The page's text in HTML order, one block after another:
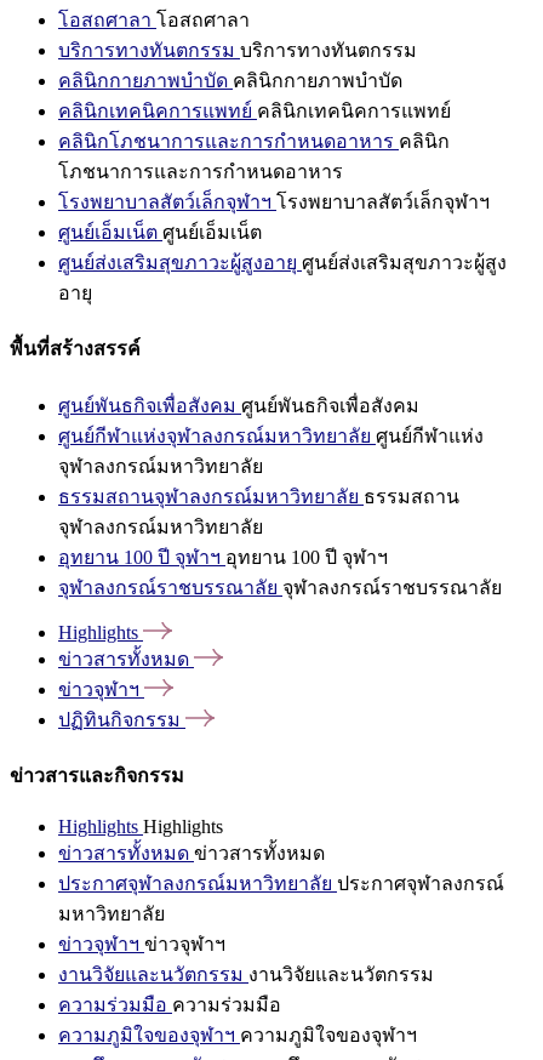
โอสถศาลา โอสถศาลา
บริการทางทันตกรรม บริการทางทันตกรรม
คลินิกกายภาพบำบัด คลินิกกายภาพบำบัด
คลินิกเทคนิคการแพทย์ คลินิกเทคนิคการแพทย์
คลินิกโภชนาการและการกำหนดอาหาร คลินิก
โภชนาการและการกำหนดอาหาร
โรงพยาบาลสัตว์เล็กจุฬาฯ โรงพยาบาลสัตว์เล็กจุฬาฯ
ศูนย์เอ็มเน็ต ศูนย์เอ็มเน็ต
ศูนย์ส่งเสริมสุขภาวะผู้สูงอายุ ศูนย์ส่งเสริมสุขภาวะผู้สูง
อายุ
พื้นที่สร้างสรรค์
ศูนย์พันธกิจเพื่อสังคม ศูนย์พันธกิจเพื่อสังคม
ศูนย์กีฬาแห่งจุฬาลงกรณ์มหาวิทยาลัย ศูนย์กีฬาแห่ง
จุฬาลงกรณ์มหาวิทยาลัย
ธรรมสถานจุฬาลงกรณ์มหาวิทยาลัย ธรรมสถาน
จุฬาลงกรณ์มหาวิทยาลัย
อุทยาน 100 ปี จุฬาฯ อุทยาน 100 ปี จุฬาฯ
จุฬาลงกรณ์ราชบรรณาลัย จุฬาลงกรณ์ราชบรรณาลัย
Highlights
ข่าวสารทั้งหมด
ข่าวจุฬาฯ
ปฏิทินกิจกรรม
ข่าวสารและกิจกรรม
Highlights Highlights
ข่าวสารทั้งหมด ข่าวสารทั้งหมด
ประกาศจุฬาลงกรณ์มหาวิทยาลัย ประกาศจุฬาลงกรณ์
มหาวิทยาลัย
ข่าวจุฬาฯ ข่าวจุฬาฯ
งานวิจัยและนวัตกรรม งานวิจัยและนวัตกรรม
ความร่วมมือ ความร่วมมือ
ความภูมิใจของจุฬาฯ ความภูมิใจของจุฬาฯ